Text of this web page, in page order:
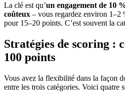
La clé est qu’un engagement de 10
coûteux – vous regardez environ 1–2
pour 15–20 points. C’est souvent la
Stratégies de scoring :
100 points
Vous avez la flexibilité dans la façon
entre les trois catégories. Voici quatre